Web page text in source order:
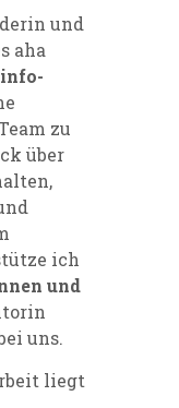
und
aha
zu
über
ich
und
uns.
liegt